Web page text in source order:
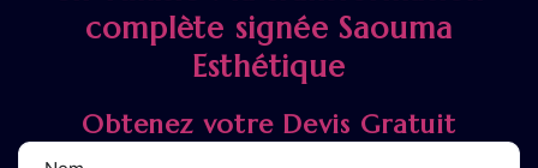
complète signée Saouma
Esthétique
Obtenez votre Devis Gratuit